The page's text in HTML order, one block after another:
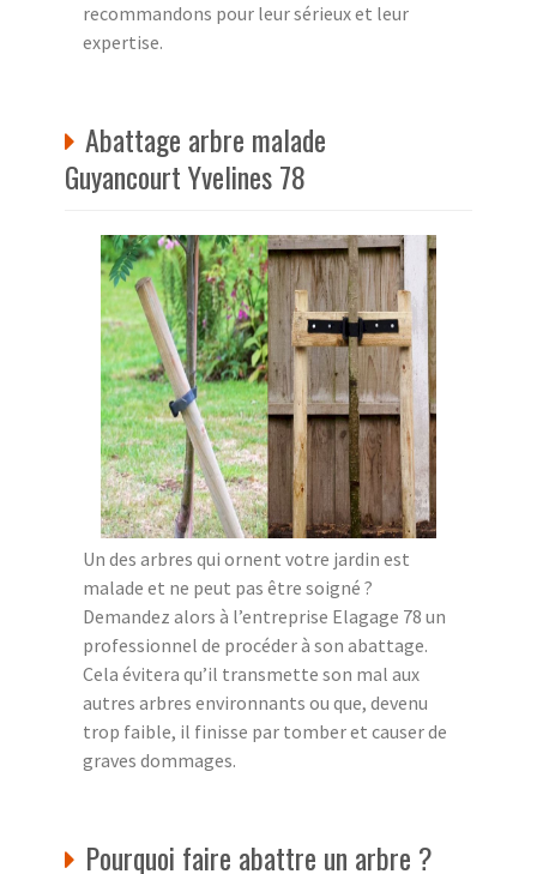
recommandons pour leur sérieux et leur
expertise.
Abattage arbre malade
Guyancourt Yvelines 78
Un des arbres qui ornent votre jardin est
malade et ne peut pas être soigné ?
Demandez alors à l’entreprise Elagage 78 un
professionnel de procéder à son abattage.
Cela évitera qu’il transmette son mal aux
autres arbres environnants ou que, devenu
trop faible, il finisse par tomber et causer de
graves dommages.
Pourquoi faire abattre un arbre ?